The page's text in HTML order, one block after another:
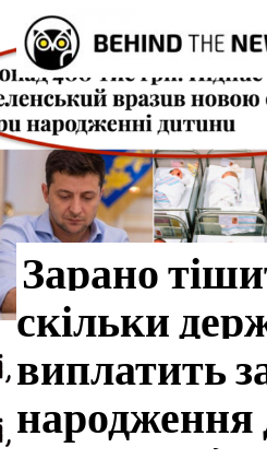
Зарано
скільки
виплатить